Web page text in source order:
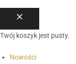
Twój koszyk jest pusty.
Nowości